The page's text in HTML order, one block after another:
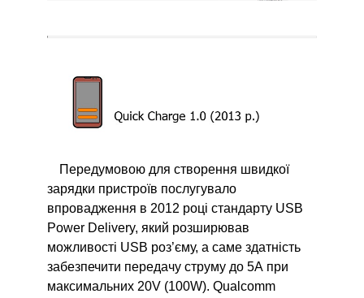
Передумовою для створення швидкої
зарядки пристроїв послугувало
впровадження в 2012 році стандарту USB
Power Delivery, який розширював
можливості USB роз’єму, а саме здатність
забезпечити передачу струму до 5А при
максимальних 20V (100W). Qualcomm